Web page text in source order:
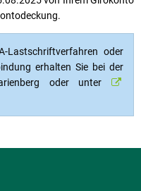
Lastschriftverfahren oder
erhalten Sie bei der
oder unter